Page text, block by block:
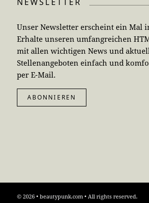
Unser Newsletter erscheint ein Mal
Erhalte unseren umfangreichen
mit allen wichtigen News und
Stellenangeboten einfach und
per E-Mail.
ABONNIEREN
© 2026 • beautypunk.com • All rights reserved.